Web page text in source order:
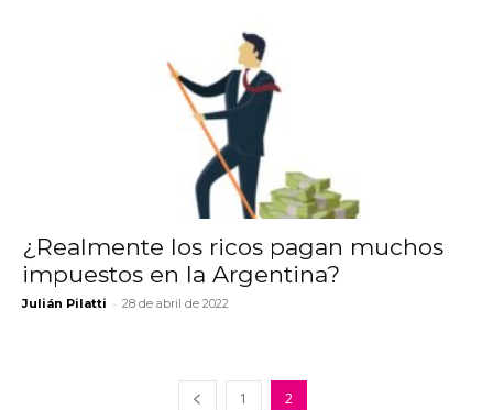
¿Realmente los ricos pagan muchos
impuestos en la Argentina?
Julián Pilatti - 28 de abril de 2022
1 2